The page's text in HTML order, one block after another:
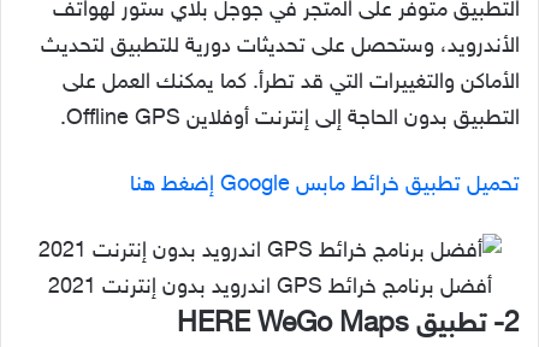
التطبيق متوفر على المتجر في جوجل بلاي ستور لهواتف
الأندرويد، وستحصل على تحديثات دورية للتطبيق لتحديث
الأماكن والتغييرات التي قد تطرأ. كما يمكنك العمل على
التطبيق بدون الحاجة إلى إنترنت أوفلاين Offline GPS.
تحميل تطبيق خرائط مابس Google إضغط هنا
أفضل برنامج خرائط GPS اندرويد بدون إنترنت 2021
2- تطبيق HERE WeGo Maps